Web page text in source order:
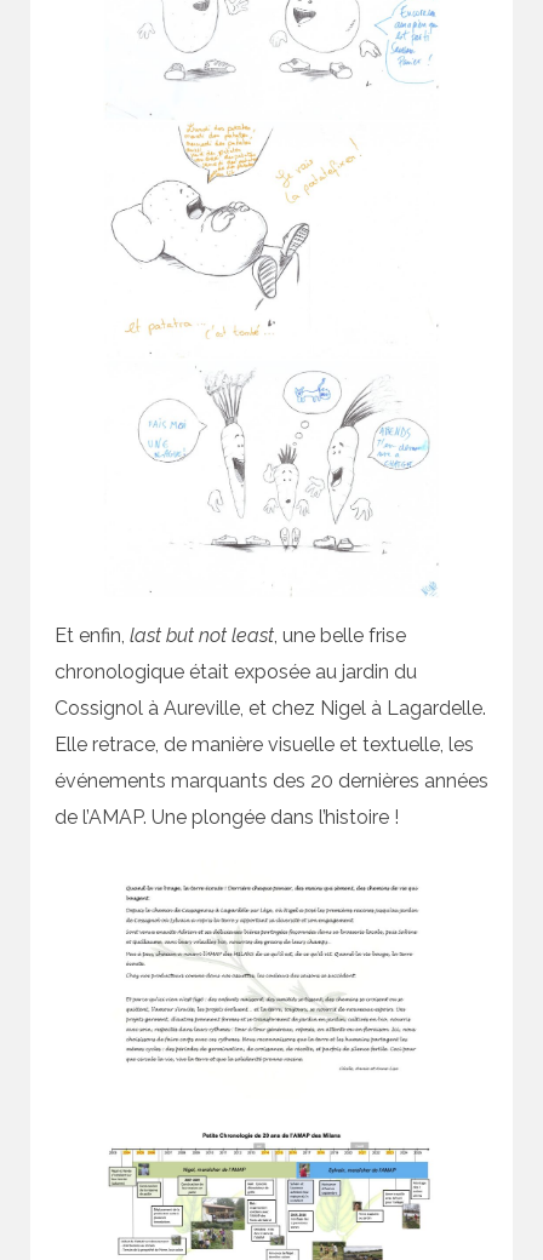
Et enfin, last but not least, une belle frise
chronologique était exposée au jardin du
Cossignol à Aureville, et chez Nigel à Lagardelle.
Elle retrace, de manière visuelle et textuelle, les
événements marquants des 20 dernières années
de l’AMAP. Une plongée dans l’histoire !